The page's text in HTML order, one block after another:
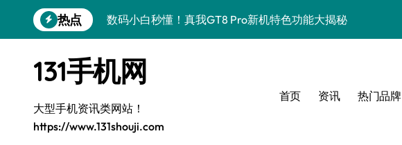
到
热点
数码小白秒懂！真我GT8 Pro新机特色功能大揭秘
数码小白必看！OPPO Find X9 Pro亮点+技巧全攻略来啦
数码小白惊了！vivo S50 Pro mini小屏旗舰竟有这些神亮点
数码小白必看！REDMI K90亮点配置大揭秘，一文搞定！
131手机网
大型手机资讯类网站！
https://www.131shouji.com
首页 资讯 热门品牌